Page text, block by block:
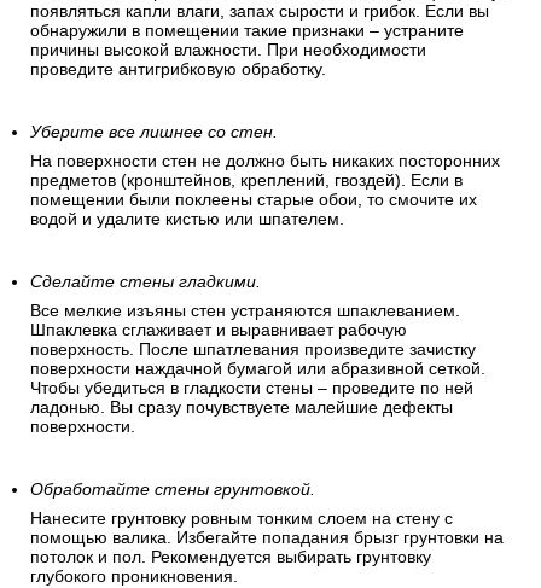
появляться капли влаги, запах сырости и грибок. Если вы
обнаружили в помещении такие признаки – устраните
причины высокой влажности. При необходимости
проведите антигрибковую обработку.
Уберите все лишнее со стен.
На поверхности стен не должно быть никаких посторонних
предметов (кронштейнов, креплений, гвоздей). Если в
помещении были поклеены старые обои, то смочите их
водой и удалите кистью или шпателем.
Сделайте стены гладкими.
Все мелкие изъяны стен устраняются шпаклеванием.
Шпаклевка сглаживает и выравнивает рабочую
поверхность. После шпатлевания произведите зачистку
поверхности наждачной бумагой или абразивной сеткой.
Чтобы убедиться в гладкости стены – проведите по ней
ладонью. Вы сразу почувствуете малейшие дефекты
поверхности.
Обработайте стены грунтовкой.
Нанесите грунтовку ровным тонким слоем на стену с
помощью валика. Избегайте попадания брызг грунтовки на
потолок и пол. Рекомендуется выбирать грунтовку
глубокого проникновения.